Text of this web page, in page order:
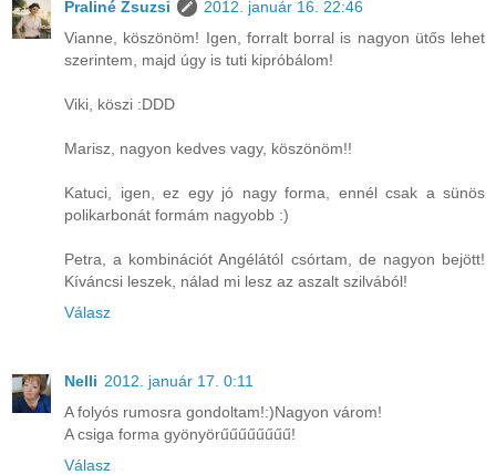
Praliné Zsuzsi
2012. január 16. 22:46
Vianne, köszönöm! Igen, forralt borral is nagyon ütős lehet
szerintem, majd úgy is tuti kipróbálom!
Viki, köszi :DDD
Marisz, nagyon kedves vagy, köszönöm!!
Katuci, igen, ez egy jó nagy forma, ennél csak a sünös
polikarbonát formám nagyobb :)
Petra, a kombinációt Angélától csórtam, de nagyon bejött!
Kíváncsi leszek, nálad mi lesz az aszalt szilvából!
Válasz
Nelli 2012. január 17. 0:11
A folyós rumosra gondoltam!:)Nagyon várom!
A csiga forma gyönyörűűűűűűűű!
Válasz